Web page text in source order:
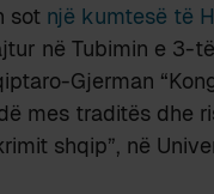
sot një kumtesë të
në Tubimin e 3-
Gjerman
mes traditës dhe
shqip”, në